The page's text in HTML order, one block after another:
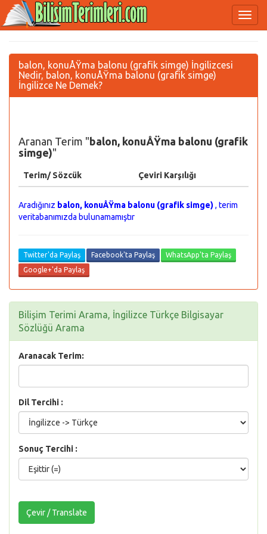
balon, konuÅŸma balonu (grafik simge) İngilizcesi
Nedir, balon, konuÅŸma balonu (grafik simge)
İngilizce Ne Demek?
Aranan Terim " balon, konuÅŸma balonu (grafik
simge)"
Terim/ Sözcük Çeviri Karşılığı
Aradığınız balon, konuÅŸma balonu (grafik simge), terim
veritabanımızda bulunamamıştır
Twitter'da Paylaş Facebook'ta Paylaş
WhatsApp'ta Paylaş
Google+'da Paylaş
Bilişim Terimi Arama, İngilizce Türkçe Bilgisayar
Sözlüğü Arama
Aranacak Terim:
Dil Tercihi :
Sonuç Tercihi :